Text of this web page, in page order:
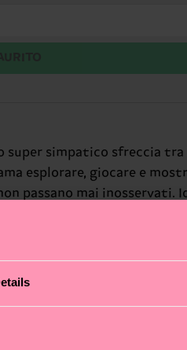
super simpatico sfreccia
esplorare, giocare e
passano mai